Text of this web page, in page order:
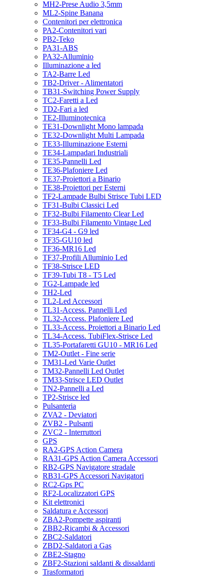
MH2-Prese Audio 3,5mm
ML2-Spine Banana
Contenitori per elettronica
PA2-Contenitori vari
PB2-Teko
PA31-ABS
PA32-Alluminio
Illuminazione a led
TA2-Barre Led
TB2-Driver - Alimentatori
TB31-Switching Power Supply
TC2-Faretti a Led
TD2-Fari a led
TE2-Illuminotecnica
TE31-Downlight Mono lampada
TE32-Downlight Multi Lampada
TE33-Illuminazione Esterni
TE34-Lampadari Industriali
TE35-Pannelli Led
TE36-Plafoniere Led
TE37-Proiettori a Binario
TE38-Proiettori per Esterni
TF2-Lampade Bulbi Strisce Tubi LED
TF31-Bulbi Classici Led
TF32-Bulbi Filamento Clear Led
TF33-Bulbi Filamento Vintage Led
TF34-G4 - G9 led
TF35-GU10 led
TF36-MR16 Led
TF37-Profili Alluminio Led
TF38-Strisce LED
TF39-Tubi T8 - T5 Led
TG2-Lampade led
TH2-Led
TL2-Led Accessori
TL31-Access. Pannelli Led
TL32-Access. Plafoniere Led
TL33-Access. Proiettori a Binario Led
TL34-Access. TubiFlex-Strisce Led
TL35-Portafaretti GU10 - MR16 Led
TM2-Outlet - Fine serie
TM31-Led Varie Outlet
TM32-Pannelli Led Outlet
TM33-Strisce LED Outlet
TN2-Pannelli a Led
TP2-Strisce led
Pulsanteria
ZVA2 - Deviatori
ZVB2 - Pulsanti
ZVC2 - Interruttori
GPS
RA2-GPS Action Camera
RA31-GPS Action Camera Accessori
RB2-GPS Navigatore stradale
RB31-GPS Accessori Navigatori
RC2-Gps PC
RF2-Localizzatori GPS
Kit elettronici
Saldatura e Accessori
ZBA2-Pompette aspiranti
ZBB2-Ricambi & Accessori
ZBC2-Saldatori
ZBD2-Saldatori a Gas
ZBE2-Stagno
ZBF2-Stazioni saldanti & dissaldanti
Trasformatori